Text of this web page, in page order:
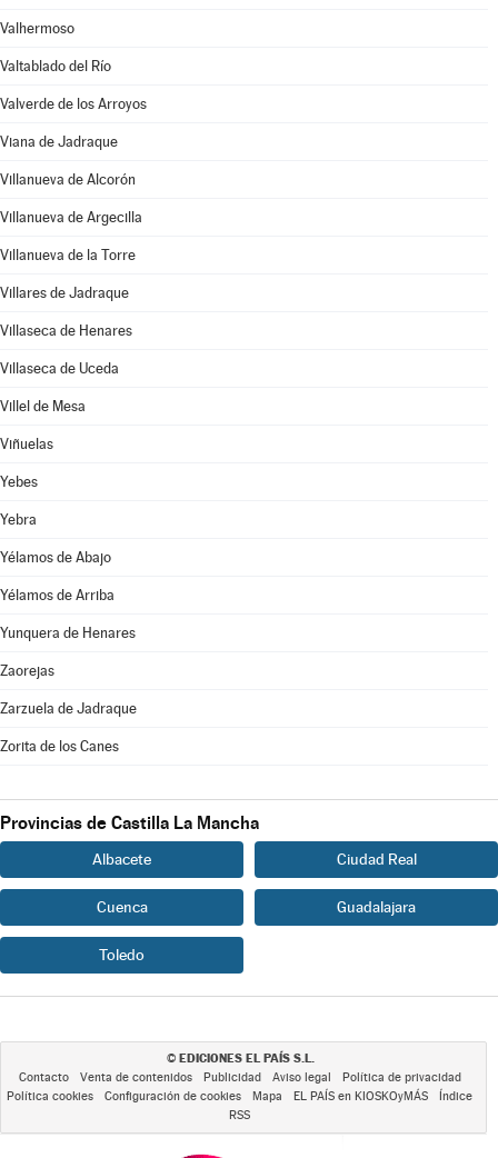
Valhermoso
Valtablado del Río
Valverde de los Arroyos
Viana de Jadraque
Villanueva de Alcorón
Villanueva de Argecilla
Villanueva de la Torre
Villares de Jadraque
Villaseca de Henares
Villaseca de Uceda
Villel de Mesa
Viñuelas
Yebes
Yebra
Yélamos de Abajo
Yélamos de Arriba
Yunquera de Henares
Zaorejas
Zarzuela de Jadraque
Zorita de los Canes
Provincias de Castilla La Mancha
Albacete Ciudad Real
Cuenca Guadalajara
Toledo
© EDICIONES EL PAÍS S.L.
Contacto Venta de contenidos Publicidad Aviso legal
Política de privacidad
Política cookies
Configuración de cookies Mapa EL PAÍS en KIOSKOyMÁS
Índice
RSS